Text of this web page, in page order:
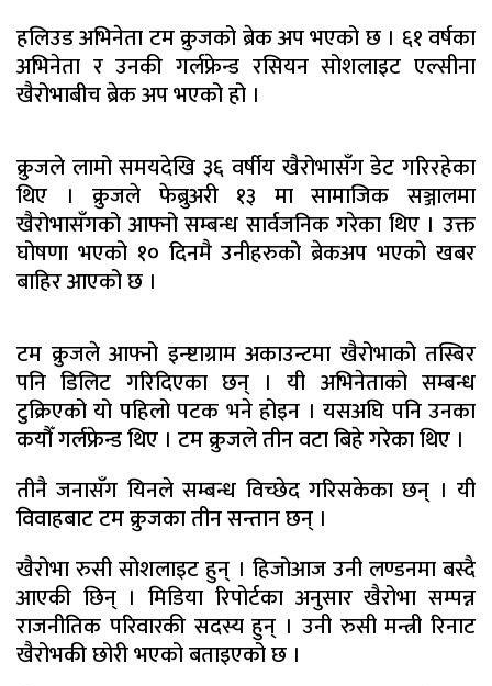
हलिउड अभिनेता टम क्रुजको ब्रेक अप भएको छ । ६१ वर्षका
अभिनेता र उनकी गर्लफ्रेन्ड रसियन सोशलाइट एल्सीना
खैरोभाबीच ब्रेक अप भएको हो ।
क्रुजले लामो समयदेखि ३६ वर्षीय खैरोभासँग डेट गरिरहेका
थिए । क्रुजले फेब्रुअरी १३ मा सामाजिक सञ्जालमा
खैरोभासँगको आफ्नो सम्बन्ध सार्वजनिक गरेका थिए । उक्त
घोषणा भएको १० दिनमै उनीहरुको ब्रेकअप भएको खबर
बाहिर आएको छ ।
टम क्रुजले आफ्नो इन्ष्टाग्राम अकाउन्टमा खैरोभाको तस्बिर
पनि डिलिट गरिदिएका छन् । यी अभिनेताको सम्बन्ध
टुक्रिएको यो पहिलो पटक भने होइन । यसअघि पनि उनका
कयौँ गर्लफ्रेन्ड थिए । टम क्रुजले तीन वटा बिहे गरेका थिए ।
तीनै जनासँग यिनले सम्बन्ध विच्छेद गरिसकेका छन् । यी
विवाहबाट टम क्रुजका तीन सन्तान छन् ।
खैरोभा रुसी सोशलाइट हुन् । हिजोआज उनी लण्डनमा बस्दै
आएकी छिन् । मिडिया रिपोर्टका अनुसार खैरोभा सम्पन्न
राजनीतिक परिवारकी सदस्य हुन् । उनी रुसी मन्त्री रिनाट
खैरोभकी छोरी भएको बताइएको छ ।